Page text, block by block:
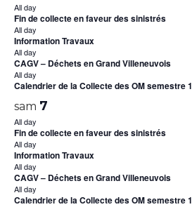
All day
Fin de collecte en faveur des sinistrés
All day
Information Travaux
All day
CAGV – Déchets en Grand Villeneuvois
All day
Calendrier de la Collecte des OM semestre 1
sam 7
All day
Fin de collecte en faveur des sinistrés
All day
Information Travaux
All day
CAGV – Déchets en Grand Villeneuvois
All day
Calendrier de la Collecte des OM semestre 1